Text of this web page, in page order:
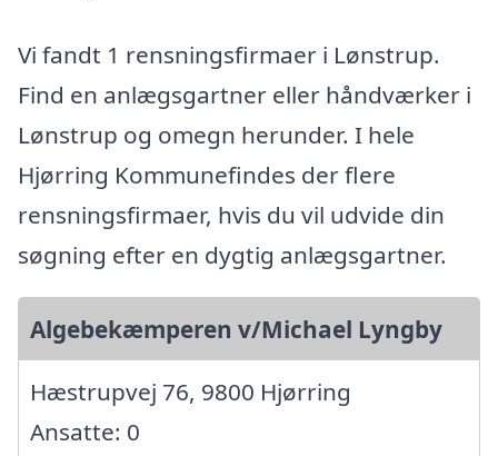
Vi fandt 1 rensningsfirmaer i Lønstrup.
Find en anlægsgartner eller håndværker i
Lønstrup og omegn herunder. I hele
Hjørring Kommunefindes der flere
rensningsfirmaer, hvis du vil udvide din
søgning efter en dygtig anlægsgartner.
Algebekæmperen v/Michael Lyngby
Hæstrupvej 76, 9800 Hjørring
Ansatte: 0